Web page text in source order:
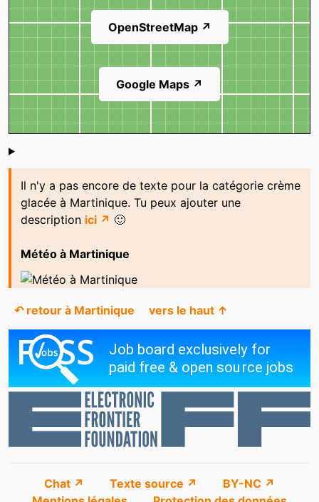
OpenStreetMap ↗
Google Maps ↗
Shoutbox
Il n'y a pas encore de texte pour la catégorie crème
glacée à Martinique. Tu peux ajouter une
description ici ↗ 🙂
Météo à Martinique
↶ retour à Martinique vers le haut ↑
Chat ↗ Texte source ↗
BY-NC ↗